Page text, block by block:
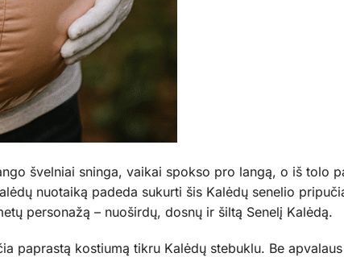
švelniai sninga, vaikai spokso pro langą, o iš tolo
nuotaiką padeda sukurti šis Kalėdų senelio
personažą – nuoširdų, dosnų ir šiltą Senelį Kalėdą.
paprastą kostiumą tikru Kalėdų stebuklu. Be